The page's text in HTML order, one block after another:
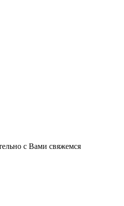
с Вами свяжемся